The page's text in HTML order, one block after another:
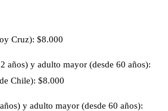
Cruz): $8.000
años) y adulto mayor (desde 60 años):
Chile): $8.000
y adulto mayor (desde 60 años):